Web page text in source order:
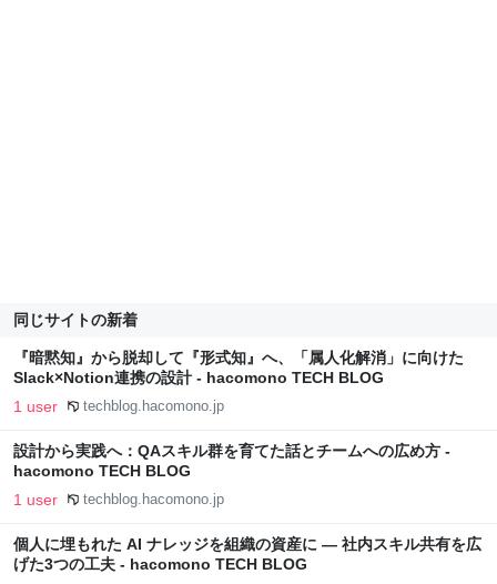
同じサイトの新着
『暗黙知』から脱却して『形式知』へ、「属人化解消」に向けた
Slack×Notion連携の設計 - hacomono TECH BLOG
1 user techblog.hacomono.jp
設計から実践へ：QAスキル群を育てた話とチームへの広め方 -
hacomono TECH BLOG
1 user techblog.hacomono.jp
個人に埋もれた AI ナレッジを組織の資産に — 社内スキル共有を広
げた3つの工夫 - hacomono TECH BLOG